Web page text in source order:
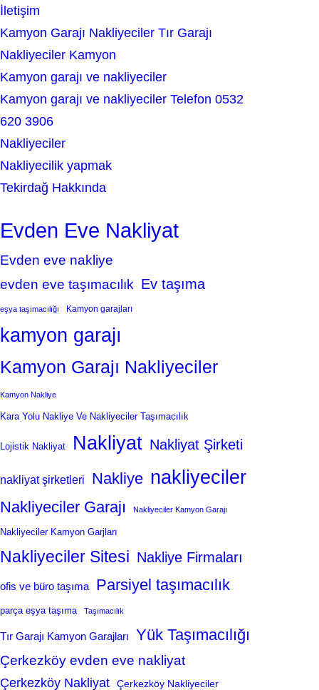
İletişim
Kamyon Garajı Nakliyeciler Tır Garajı
Nakliyeciler Kamyon
Kamyon garajı ve nakliyeciler
Kamyon garajı ve nakliyeciler Telefon 0532
620 3906
Nakliyeciler
Nakliyecilik yapmak
Tekirdağ Hakkında
Evden Eve Nakliyat
Evden eve nakliye
evden eve taşımacılık Ev taşıma
eşya taşımacılığı Kamyon garajları
kamyon garajı
Kamyon Garajı Nakliyeciler
Kamyon Nakliye
Kara Yolu Nakliye Ve Nakliyeciler Taşımacılık
Lojistik Nakliyat Nakliyat Nakliyat Şirketi
nakliyat şirketleri Nakliye nakliyeciler
Nakliyeciler Garajı Nakliyeciler Kamyon Garajı
Nakliyeciler Kamyon Garjları
Nakliyeciler Sitesi Nakliye Firmaları
ofis ve büro taşıma Parsiyel taşımacılık
parça eşya taşıma Taşımacılık
Tır Garajı Kamyon Garajları Yük Taşımacılığı
Çerkezköy evden eve nakliyat
Çerkezköy Nakliyat Çerkezköy Nakliyeciler